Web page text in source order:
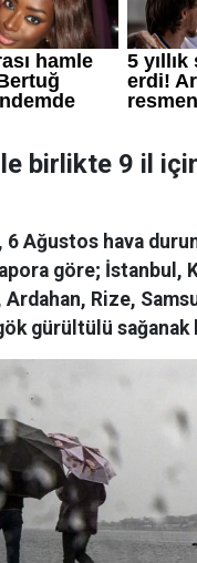
birlikte 9 il
Ağustos hava
göre; İstanbul,
Rize,
gürültülü